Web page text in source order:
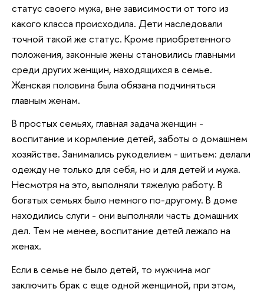
статус своего мужа, вне зависимости от того из
какого класса происходила. Дети наследовали
точной такой же статус. Кроме приобретенного
положения, законные жены становились главными
среди других женщин, находящихся в семье.
Женская половина была обязана подчиняться
главным женам.
В простых семьях, главная задача женщин -
воспитание и кормление детей, заботы о домашнем
хозяйстве. Занимались рукоделием - шитьем: делали
одежду не только для себя, но и для детей и мужа.
Несмотря на это, выполняли тяжелую работу. В
богатых семьях было немного по-другому. В доме
находились слуги - они выполняли часть домашних
дел. Тем не менее, воспитание детей лежало на
женах.
Если в семье не было детей, то мужчина мог
заключить брак с еще одной женщиной, при этом,